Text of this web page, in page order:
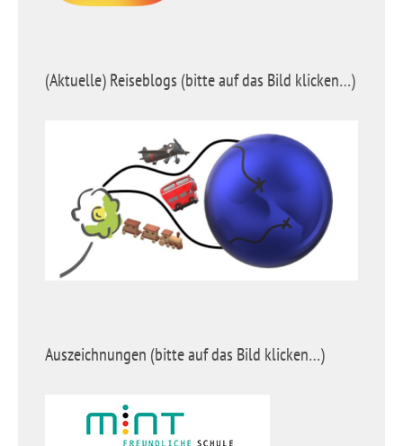
(Aktuelle) Reiseblogs (bitte auf das Bild klicken…)
Auszeichnungen (bitte auf das Bild klicken…)